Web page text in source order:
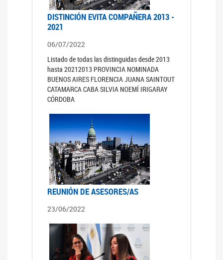
DISTINCIÓN EVITA COMPAÑERA 2013 -
2021
06/07/2022
Listado de todas las distinguidas desde 2013
hasta 20212013 PROVINCIA NOMINADA
BUENOS AIRES FLORENCIA JUANA SAINTOUT
CATAMARCA CABA SILVIA NOEMÍ IRIGARAY
CÓRDOBA
REUNIÓN DE ASESORES/AS
23/06/2022